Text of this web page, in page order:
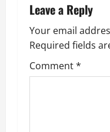
v
i
g
Leave a Reply
Your email
Required fields
Comment*